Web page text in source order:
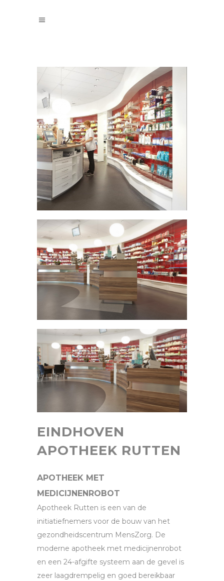
EINDHOVEN
APOTHEEK RUTTEN
APOTHEEK MET
MEDICIJNENROBOT
Apotheek Rutten is een van de
initiatiefnemers voor de bouw van het
gezondheidscentrum MensZorg. De
moderne apotheek met medicijnenrobot
en een 24-afgifte systeem aan de gevel is
zeer laagdrempelig en goed bereikbaar